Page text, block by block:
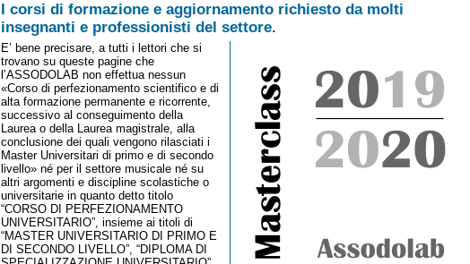
I corsi di formazione e aggiornamento richiesto da molti
insegnanti e professionisti del settore.
E’ bene precisare, a tutti i lettori che si
trovano su queste pagine che
l’ASSODOLAB non effettua nessun
«Corso di perfezionamento scientifico e di
alta formazione permanente e ricorrente,
successivo al conseguimento della
Laurea o della Laurea magistrale, alla
conclusione dei quali vengono rilasciati i
Master Universitari di primo e di secondo
livello» né per il settore musicale né su
altri argomenti e discipline scolastiche o
universitarie in quanto detto titolo
“CORSO DI PERFEZIONAMENTO
UNIVERSITARIO”, insieme ai titoli di
“MASTER UNIVERSITARIO DI PRIMO E
DI SECONDO LIVELLO”, “DIPLOMA DI